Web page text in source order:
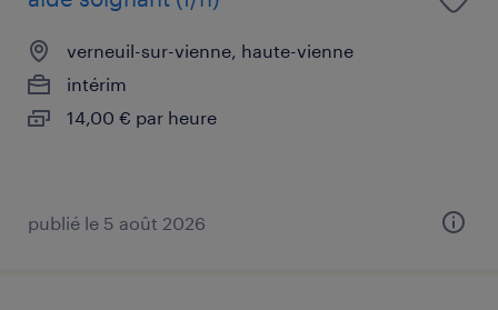
verneuil-sur-vienne, haute-vienne
intérim
14,00 € par heure
publié le 5 août 2026